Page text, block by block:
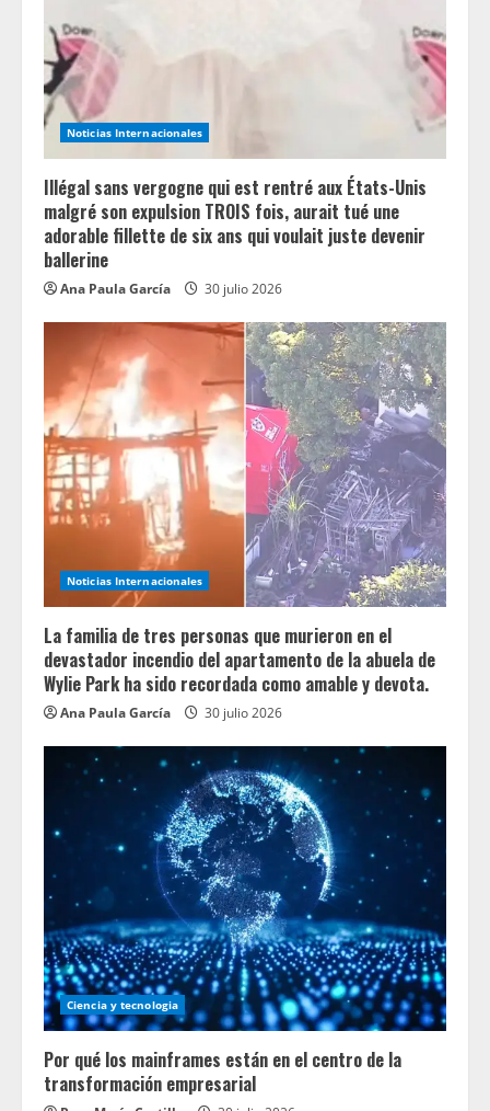
Noticias Internacionales
Illégal sans vergogne qui est rentré aux États-Unis
malgré son expulsion TROIS fois, aurait tué une
adorable fillette de six ans qui voulait juste devenir
ballerine
Ana Paula García 30 julio 2026
Noticias Internacionales
La familia de tres personas que murieron en el
devastador incendio del apartamento de la abuela de
Wylie Park ha sido recordada como amable y devota.
Ana Paula García 30 julio 2026
Ciencia y tecnologia
Por qué los mainframes están en el centro de la
transformación empresarial